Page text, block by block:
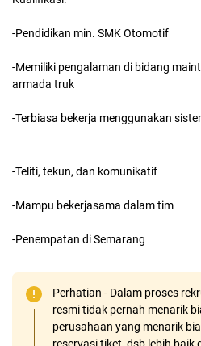
-Pendidikan min. SMK Otomotif
-Memiliki pengalaman di bidang
armada truk
-Terbiasa bekerja menggunakan
-Teliti, tekun, dan komunikatif
-Mampu bekerjasama dalam tim
-Penempatan di Semarang
Perhatian - Dalam proses
resmi tidak pernah menarik
perusahaan yang menarik